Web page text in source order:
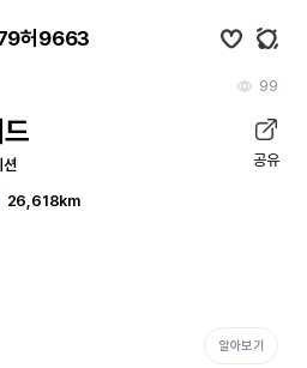
허9663
99
션 공유
26,618km
알아보기